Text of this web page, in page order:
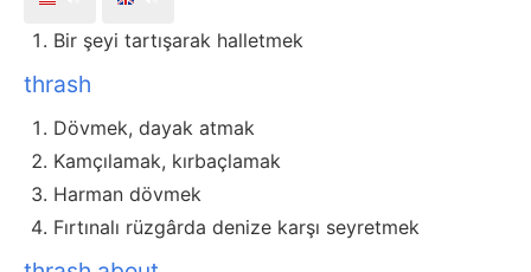
Bir şeyi tartışarak halletmek
thrash
Dövmek, dayak atmak
Kamçılamak, kırbaçlamak
Harman dövmek
Fırtınalı rüzgârda denize karşı seyretmek